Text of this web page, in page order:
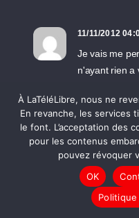
11/11/2012
Je vais me
n'ayant rien a
voix
est le mot.
ce qui est
que les
sous-titrage
plus expose
ameliorer le
À LaTéléLibre, nous ne
En revanche, les services
le font. L’acceptation des
pour les contenus
pouvez révoquer
OK